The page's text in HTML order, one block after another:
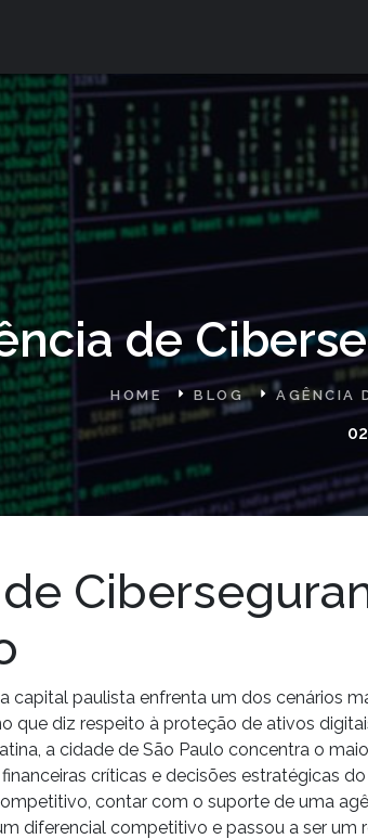
de
HOME BLOG AGÊNCIA
capital paulista enfrenta um dos cenários
que diz respeito à proteção de ativos
a cidade de São Paulo concentra o
críticas e decisões estratégicas
contar com o suporte de uma
diferencial competitivo e passou a ser um